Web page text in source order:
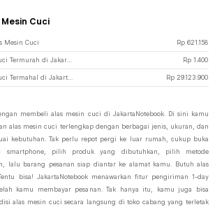
Cuci
Mesin Cuci Rp 621.158
Rp 1.400
Rp 29.123.900
membeli alas mesin cuci di JakartaNotebook. Di sini kamu
alas mesin cuci terlengkap dengan berbagai jenis, ukuran, dan
kebutuhan. Tak perlu repot pergi ke luar rumah, cukup buka
smartphone, pilih produk yang dibutuhkan, pilih metode
lalu barang pesanan siap diantar ke alamat kamu. Butuh alas
bisa! JakartaNotebook menawarkan fitur pengiriman 1-day
kamu membayar pesanan. Tak hanya itu, kamu juga bisa
alas mesin cuci secara langsung di toko cabang yang terletak